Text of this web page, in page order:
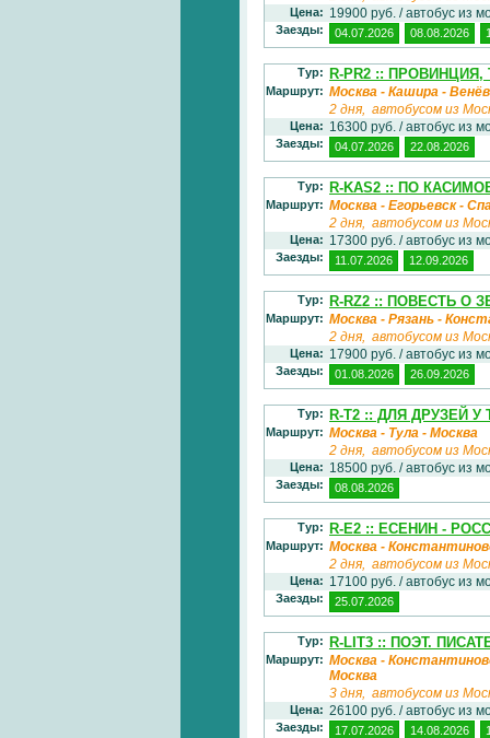
Цена: 19900 руб. / автобус из
Заезды: 04.07.2026 08.08.2026
Тур: R-PR2 ::
Маршрут: Москва - Кашира -
2 дня, автобусом из
Цена: 16300 руб. / автобус из
Заезды: 04.07.2026 22.08.2026
Тур: R-KAS2 :: ПО
Маршрут: Москва - Егорьевск -
2 дня, автобусом из
Цена: 17300 руб. / автобус из
Заезды: 11.07.2026 12.09.2026
Тур: R-RZ2 :: ПОВЕСТЬ О
Маршрут: Москва - Рязань -
2 дня, автобусом из
Цена: 17900 руб. / автобус из
Заезды: 01.08.2026 26.09.2026
Тур: R-T2 :: ДЛЯ ДРУЗЕЙ
Маршрут: Москва - Тула - Москва
2 дня, автобусом из
Цена: 18500 руб. / автобус из
Заезды: 08.08.2026
Тур: R-E2 :: ЕСЕНИН -
Маршрут: Москва -
2 дня, автобусом из
Цена: 17100 руб. / автобус из
Заезды: 25.07.2026
Тур: R-LIT3 :: ПОЭТ.
Маршрут: Москва -
Москва
3 дня, автобусом из
Цена: 26100 руб. / автобус из
Заезды: 17.07.2026 14.08.2026